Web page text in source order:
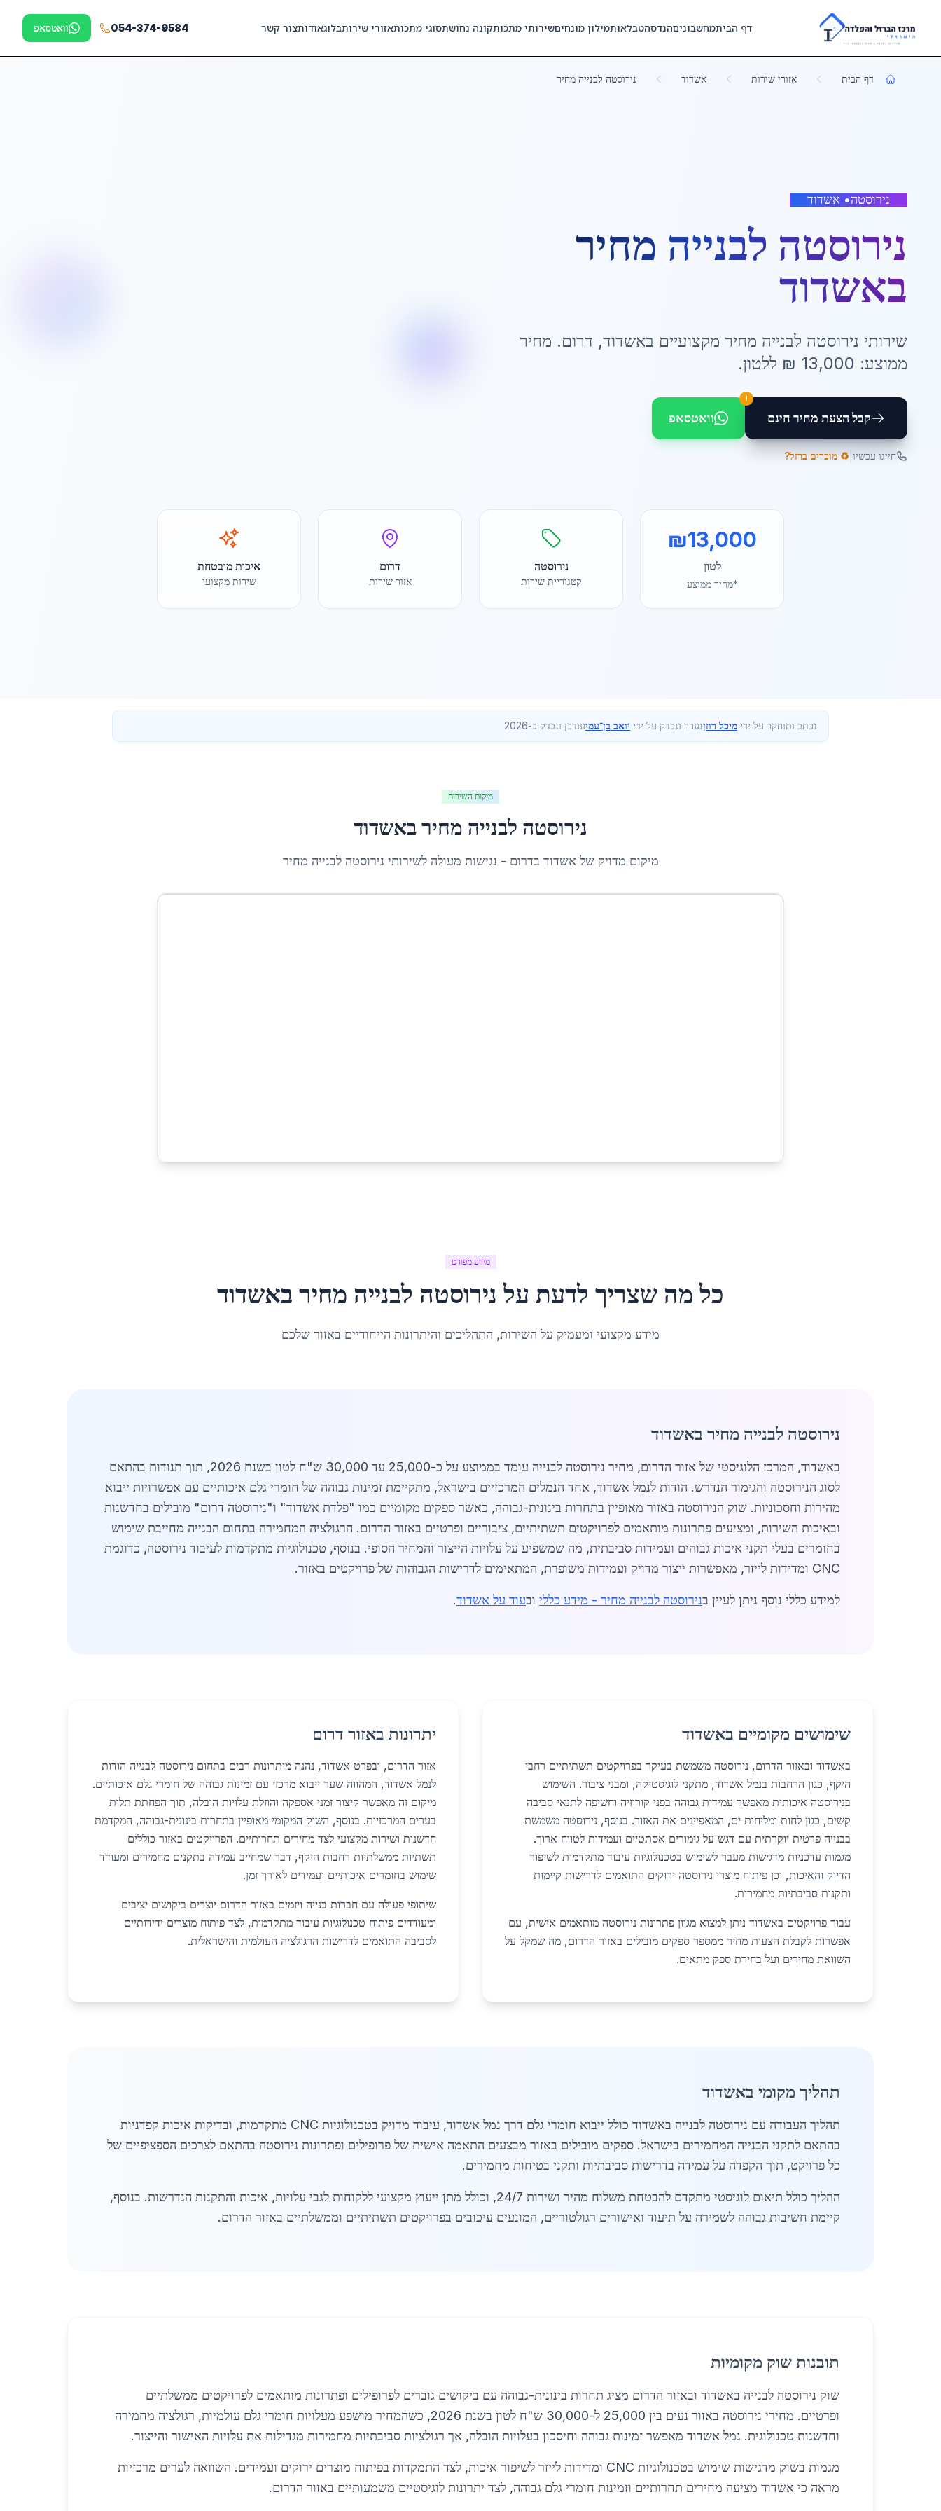
Skip to main content
דף הביתמחשבוניםהנדסהטבלאותמילון מונחיםשירותי מתכותקונה נחושתסוגי מתכותאזורי שירותבלוגאודותצור קשר 054-374-9584 וואטסאפ
דף הבית אזורי שירות אשדוד נירוסטה לבנייה מחיר
נירוסטה• אשדוד
נירוסטה לבנייה מחיר
באשדוד
שירותי נירוסטה לבנייה מחיר מקצועיים באשדוד, דרום. מחיר
ממוצע: 13,000 ₪ ללטון.
קבל הצעת מחיר חינם
!
וואטסאפ
חייגו עכשיו ♻️ מוכרים ברזל?
₪13,000
לטון
*מחיר ממוצע
נירוסטה
קטגוריית שירות
דרום
אזור שירות
איכות מובטחת
שירות מקצועי
נכתב ותוחקר על ידי מיכל רוזןנערך ונבדק על ידי יואב בן־עמיעודכן ונבדק ב-2026
מיקום השירות
נירוסטה לבנייה מחירבאשדוד
מיקום מדויק של אשדוד בדרום - נגישות מעולה לשירותי נירוסטה לבנייה מחיר
מידע מפורט
כל מה שצריך לדעת על נירוסטה לבנייה מחיר באשדוד
מידע מקצועי ומעמיק על השירות, התהליכים והיתרונות הייחודיים באזור שלכם
נירוסטה לבנייה מחיר באשדוד
באשדוד, המרכז הלוגיסטי של אזור הדרום, מחיר נירוסטה לבנייה עומד בממוצע על כ-25,000 עד 30,000 ש"ח לטון בשנת 2026, תוך תנודות בהתאם
לסוג הנירוסטה והגימור הנדרש. הודות לנמל אשדוד, אחד הנמלים המרכזיים בישראל, מתקיימת זמינות גבוהה של חומרי גלם איכותיים עם אפשרויות ייבוא
מהירות וחסכוניות. שוק הנירוסטה באזור מאופיין בתחרות בינונית-גבוהה, כאשר ספקים מקומיים כמו "פלדת אשדוד" ו"נירוסטה דרום" מובילים בחדשנות
ובאיכות השירות, ומציעים פתרונות מותאמים לפרויקטים תשתיתיים, ציבוריים ופרטיים באזור הדרום. הרגולציה המחמירה בתחום הבנייה מחייבת שימוש
בחומרים בעלי תקני איכות גבוהים ועמידות סביבתית, מה שמשפיע על עלויות הייצור והמחיר הסופי. בנוסף, טכנולוגיות מתקדמות לעיבוד נירוסטה, כדוגמת
CNC ומדידות לייזר, מאפשרות ייצור מדויק ועמידות משופרת, המתאימים לדרישות הגבוהות של פרויקטים באזור.
למידע כללי נוסף ניתן לעיין בנירוסטה לבנייה מחיר - מידע כללי ובעוד על אשדוד.
שימושים מקומיים באשדוד
באשדוד ובאזור הדרום, נירוסטה משמשת בעיקר בפרויקטים תשתיתיים רחבי
היקף, כגון הרחבות בנמל אשדוד, מתקני לוגיסטיקה, ומבני ציבור. השימוש
בנירוסטה איכותית מאפשר עמידות גבוהה בפני קורוזיה וחשיפה לתנאי סביבה
קשים, כגון לחות ומליחות ים, המאפיינים את האזור. בנוסף, נירוסטה משמשת
בבנייה פרטית יוקרתית עם דגש על גימורים אסתטיים ועמידות לטווח ארוך.
מגמות עדכניות מדגישות מעבר לשימוש בטכנולוגיות עיבוד מתקדמות לשיפור
הדיוק והאיכות, וכן פיתוח מוצרי נירוסטה ירוקים התואמים לדרישות קיימות
ותקנות סביבתיות מחמירות.
עבור פרויקטים באשדוד ניתן למצוא מגוון פתרונות נירוסטה מותאמים אישית, עם
אפשרות לקבלת הצעות מחיר ממספר ספקים מובילים באזור הדרום, מה שמקל על
השוואת מחירים ועל בחירת ספק מתאים.
יתרונות באזור דרום
אזור הדרום, ובפרט אשדוד, נהנה מיתרונות רבים בתחום נירוסטה לבנייה הודות
לנמל אשדוד, המהווה שער ייבוא מרכזי עם זמינות גבוהה של חומרי גלם איכותיים.
מיקום זה מאפשר קיצור זמני אספקה והוזלת עלויות הובלה, תוך הפחתת תלות
בערים המרכזיות. בנוסף, השוק המקומי מאופיין בתחרות בינונית-גבוהה, המקדמת
חדשנות ושירות מקצועי לצד מחירים תחרותיים. הפרויקטים באזור כוללים
תשתיות ממשלתיות רחבות היקף, דבר שמחייב עמידה בתקנים מחמירים ומעודד
שימוש בחומרים איכותיים ועמידים לאורך זמן.
שיתופי פעולה עם חברות בנייה ויזמים באזור הדרום יוצרים ביקושים יציבים
ומעודדים פיתוח טכנולוגיות עיבוד מתקדמות, לצד פיתוח מוצרים ידידותיים
לסביבה התואמים לדרישות הרגולציה העולמית והישראלית.
תהליך מקומי באשדוד
תהליך העבודה עם נירוסטה לבנייה באשדוד כולל ייבוא חומרי גלם דרך נמל אשדוד, עיבוד מדויק בטכנולוגיות CNC מתקדמות, ובדיקות איכות קפדניות
בהתאם לתקני הבנייה המחמירים בישראל. ספקים מובילים באזור מבצעים התאמה אישית של פרופילים ופתרונות נירוסטה בהתאם לצרכים הספציפיים של
כל פרויקט, תוך הקפדה על עמידה בדרישות סביבתיות ותקני בטיחות מחמירים.
ההליך כולל תיאום לוגיסטי מתקדם להבטחת משלוח מהיר ושירות 24/7, וכולל מתן ייעוץ מקצועי ללקוחות לגבי עלויות, איכות והתקנות הנדרשות. בנוסף,
קיימת חשיבות גבוהה לשמירה על תיעוד ואישורים רגולטוריים, המונעים עיכובים בפרויקטים תשתיתיים וממשלתיים באזור הדרום.
תובנות שוק מקומיות
שוק נירוסטה לבנייה באשדוד ובאזור הדרום מציג תחרות בינונית-גבוהה עם ביקושים גוברים לפרופילים ופתרונות מותאמים לפרויקטים ממשלתיים
ופרטיים. מחירי נירוסטה באזור נעים בין 25,000 ל-30,000 ש"ח לטון בשנת 2026, כשהמחיר מושפע מעלויות חומרי גלם עולמיות, רגולציה מחמירה
וחדשנות טכנולוגית. נמל אשדוד מאפשר זמינות גבוהה וחיסכון בעלויות הובלה, אך רגולציות סביבתיות מחמירות מגדילות את עלויות האישור והייצור.
מגמות בשוק מדגישות שימוש בטכנולוגיות CNC ומדידות לייזר לשיפור איכות, לצד התמקדות בפיתוח מוצרים ירוקים ועמידים. השוואה לערים מרכזיות
מראה כי אשדוד מציעה מחירים תחרותיים וזמינות חומרי גלם גבוהה, לצד יתרונות לוגיסטיים משמעותיים באזור הדרום.